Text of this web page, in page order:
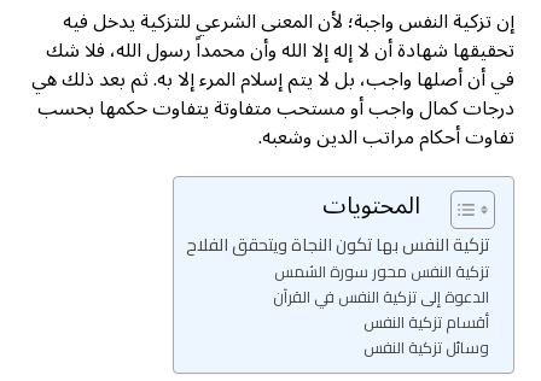
إن تزكية النفس واجبة؛ لأن المعنى الشرعي للتزكية يدخل فيه
تحقيقها شهادة أن لا إله إلا الله وأن محمداً رسول الله، فلا شك
في أن أصلها واجب، بل لا يتم إسلام المرء إلا به. ثم بعد ذلك هي
درجات كمال واجب أو مستحب متفاوتة يتفاوت حكمها بحسب
تفاوت أحكام مراتب الدين وشعبه.
المحتويات
تزكية النفس بها تكون النجاة ويتحقق الفلاح
تزكية النفس محور سورة الشمس
الدعوة إلى تزكية النفس في القرآن
أقسام تزكية النفس
وسائل تزكية النفس